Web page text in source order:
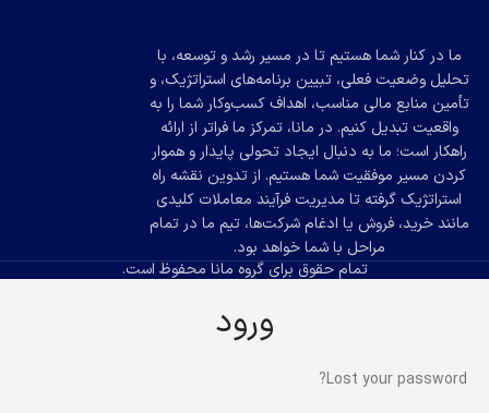
ما در کنار شما هستیم تا در مسیر رشد و توسعه، با
تحلیل وضعیت فعلی، تبیین برنامه‌های استراتژیک، و
تأمین منابع مالی مناسب، اهداف کسب‌وکار شما را به
واقعیت تبدیل کنیم. در مانا، تمرکز ما فراتر از ارائه
راهکار است؛ ما به دنبال ایجاد تحولی پایدار و هموار
کردن مسیر موفقیت شما هستیم. از تدوین نقشه راه
استراتژیک گرفته تا مدیریت فرآیند معاملات کلیدی
مانند خرید، فروش یا ادغام شرکت‌ها، تیم ما در تمام
مراحل با شما خواهد بود.
تمام حقوق برای گروه مانا محفوظ است.
ورود
Lost your password?